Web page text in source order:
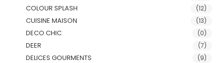
COLOUR SPLASH (12)
CUISINE MAISON (13)
DECO CHIC (0)
DEER (7)
DELICES GOURMENTS (9)